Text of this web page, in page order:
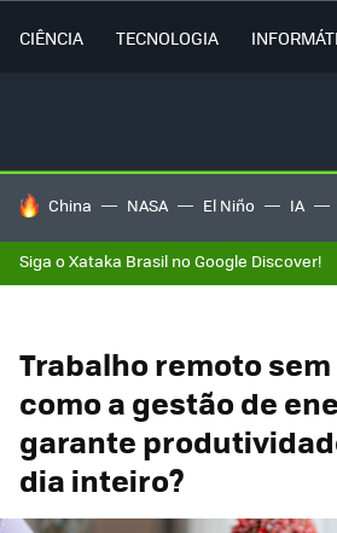
CIÊNCIA TECNOLOGIA
TENDÊNCIAS DO DIA
China NASA El Niño IA
Siga o Xataka Brasil no Google Discover!
Trabalho remoto
como a gestão de
garante
dia inteiro?